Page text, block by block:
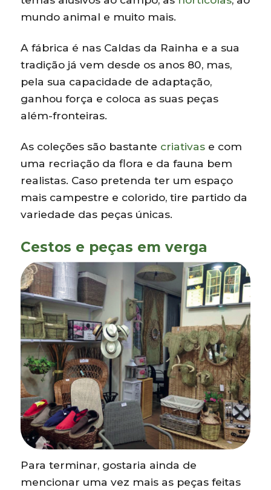
mundo animal e muito mais.
A fábrica é nas Caldas da Rainha e a sua
tradição já vem desde os anos 80, mas,
pela sua capacidade de adaptação,
ganhou força e coloca as suas peças
além-fronteiras.
As coleções são bastante criativas e com
uma recriação da flora e da fauna bem
realistas. Caso pretenda ter um espaço
mais campestre e colorido, tire partido da
variedade das peças únicas.
Cestos e peças em verga
Para terminar, gostaria ainda de
mencionar uma vez mais as peças feitas